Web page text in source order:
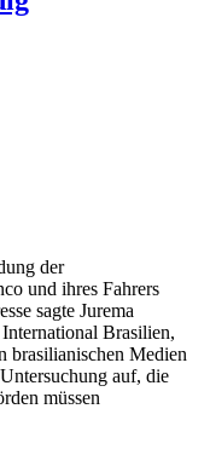
der
und ihres Fahrers
sagte Jurema
Brasilien,
brasilianischen Medien
auf, die
müssen